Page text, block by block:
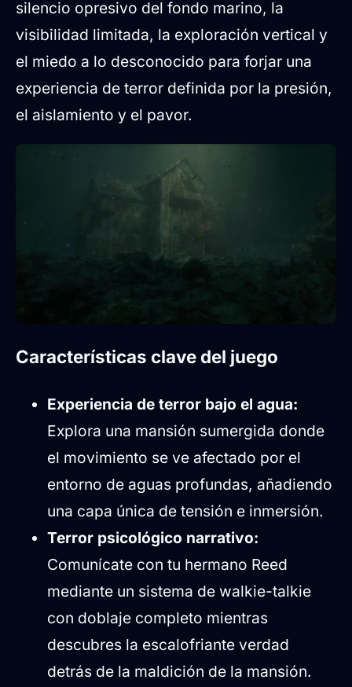
silencio opresivo del fondo marino, la
visibilidad limitada, la exploración vertical y
el miedo a lo desconocido para forjar una
experiencia de terror definida por la presión,
el aislamiento y el pavor.
Características clave del juego
Experiencia de terror bajo el agua:
Explora una mansión sumergida donde
el movimiento se ve afectado por el
entorno de aguas profundas, añadiendo
una capa única de tensión e inmersión.
Terror psicológico narrativo:
Comunícate con tu hermano Reed
mediante un sistema de walkie-talkie
con doblaje completo mientras
descubres la escalofriante verdad
detrás de la maldición de la mansión.